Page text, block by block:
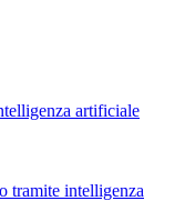
artificiale
tramite intelligenza